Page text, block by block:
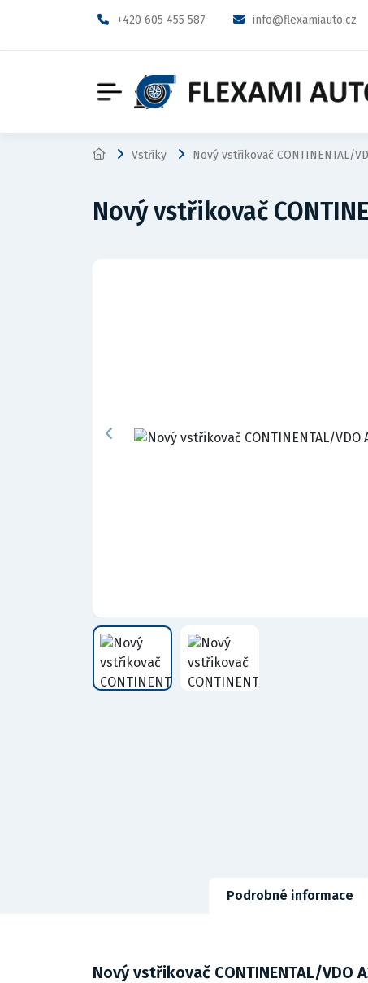
+420 605 455 587 info@flexamiauto.cz
Vstřiky Nový vstřikovač CONTINENTAL/
Nový vstřikovač
Podrobné informace
Nový vstřikovač CONTINENTAL/VDO